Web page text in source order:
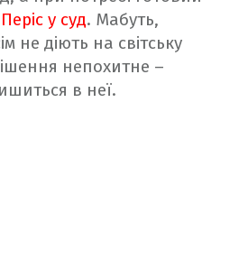
у суд. Мабуть,
не діють на світську
непохитне –
в неї.